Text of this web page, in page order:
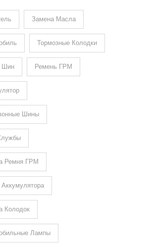
Замена Масла
Тормозные Колодки
Шин Ремень ГРМ
Шины
Ремня ГРМ
Колодок
Лампы